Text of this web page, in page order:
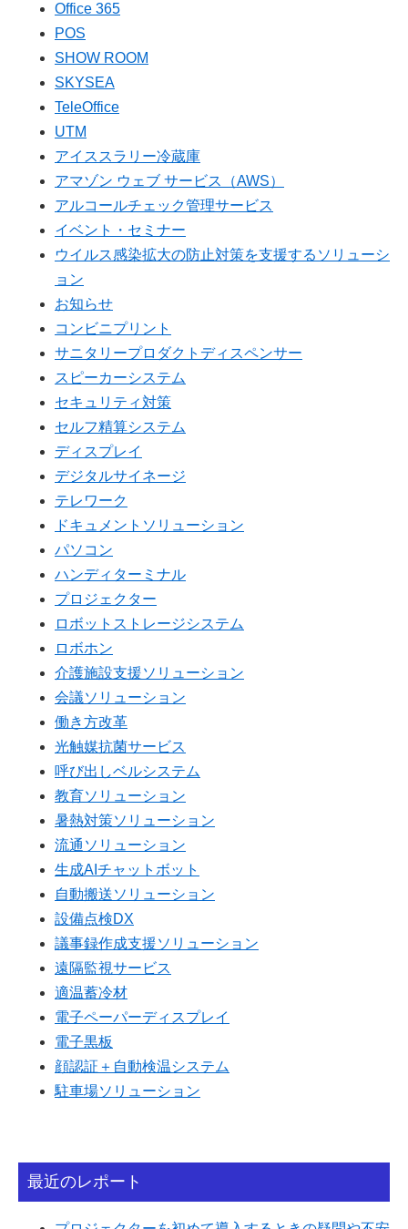
Office 365
POS
SHOW ROOM
SKYSEA
TeleOffice
UTM
アイススラリー冷蔵庫
アマゾン ウェブ サービス（AWS）
アルコールチェック管理サービス
イベント・セミナー
ウイルス感染拡大の防止対策を支援するソリューシ
ョン
お知らせ
コンビニプリント
サニタリープロダクトディスペンサー
スピーカーシステム
セキュリティ対策
セルフ精算システム
ディスプレイ
デジタルサイネージ
テレワーク
ドキュメントソリューション
パソコン
ハンディターミナル
プロジェクター
ロボットストレージシステム
ロボホン
介護施設支援ソリューション
会議ソリューション
働き方改革
光触媒抗菌サービス
呼び出しベルシステム
教育ソリューション
暑熱対策ソリューション
流通ソリューション
生成AIチャットボット
自動搬送ソリューション
設備点検DX
議事録作成支援ソリューション
遠隔監視サービス
適温蓄冷材
電子ペーパーディスプレイ
電子黒板
顔認証＋自動検温システム
駐車場ソリューション
最近のレポート